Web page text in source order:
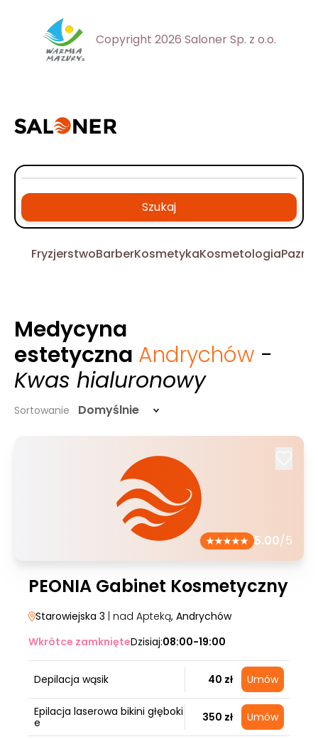
Copyright 2026 Saloner Sp. z o.o.
Szukaj
FryzjerstwoBarberKosmetykaKosmetologia
Medycyna
estetyczna Andrychów -
Kwas hialuronowy
Sortowanie Domyślnie
5.00/5
PEONIA Gabinet Kosmetyczny
Starowiejska 3 | nad Apteką, Andrychów
Wkrótce zamknięteDzisiaj:08:00-19:00
Depilacja wąsik 40 zł Umów
Epilacja laserowa bikini głęboki
e
350 zł Umów